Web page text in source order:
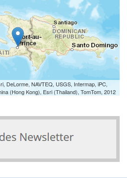
DeLorme, NAVTEQ, USGS, Intermap, iPC,
(Hong Kong), Esri (Thailand), TomTom, 2012